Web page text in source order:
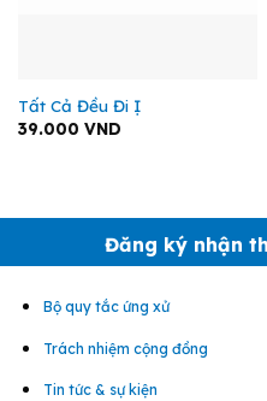
Tất Cả Đều Đi Ị
39.000 VND
Đăng ký nhận
Bộ quy tắc ứng xử
Trách nhiệm cộng đồng
Tin tức & sự kiện